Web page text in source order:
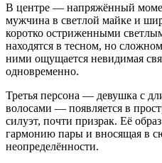
В центре — напряжённый
мужчина в светлой майке и
коротко остриженными
находятся в тесном, но
ними ощущается невидимая
одновременно.
Третья персона — девушка с
волосами — появляется в
силуэт, почти призрак. Её
гармонию пары и вносящая в
неопределённости.